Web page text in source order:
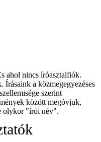
ahol nincs íróasztalfiók.
a közmegegyezéses
szerint
között megóvjuk,
olykor "írói név".